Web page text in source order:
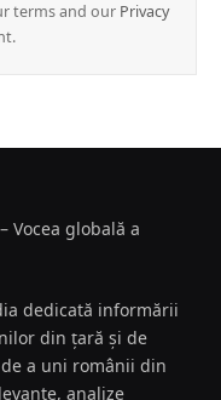
terms and our Privacy
Vocea globală a
dedicată informării
din țară și de
a uni românii din
analize